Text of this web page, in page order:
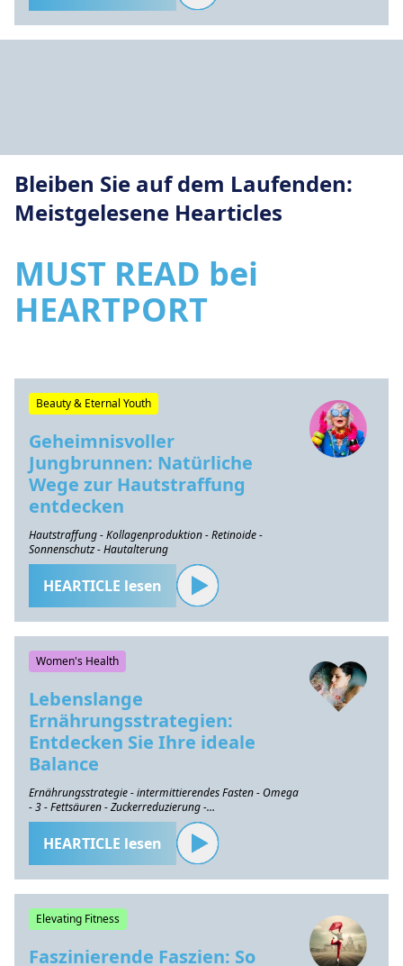
Bleiben Sie auf dem Laufenden:
Meistgelesene Hearticles
MUST READ bei
HEARTPORT
Beauty & Eternal Youth
Geheimnisvoller
Jungbrunnen: Natürliche
Wege zur Hautstraffung
entdecken
Hautstraffung - Kollagenproduktion - Retinoide -
Sonnenschutz - Hautalterung
HEARTICLE lesen
Women's Health
Lebenslange
Ernährungsstrategien:
Entdecken Sie Ihre ideale
Balance
Ernährungsstrategie - intermittierendes Fasten - Omega
- 3 - Fettsäuren - Zuckerreduzierung -
Gesundheitserhaltung
HEARTICLE lesen
Elevating Fitness
Faszinierende Faszien: So